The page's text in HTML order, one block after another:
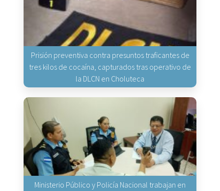
Prisión preventiva contra presuntos traficantes de
tres kilos de cocaína, capturados tras operativo de
la DLCN en Choluteca
Ministerio Público y Policía Nacional trabajan en